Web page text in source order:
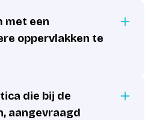
met een
oppervlakken te
die bij de
aangevraagd